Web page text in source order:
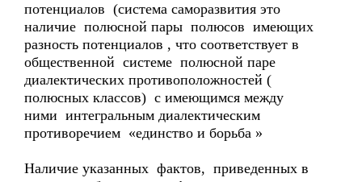
потенциалов (система саморазвития это
наличие полюсной пары полюсов имеющих
разность потенциалов , что соответствует в
общественной системе полюсной паре
диалектических противоположностей (
полюсных классов) с имеющимся между
ними интегральным диалектическим
противоречием «единство и борьба »
Наличие указанных фактов, приведенных в